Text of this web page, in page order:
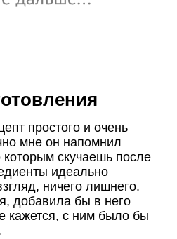
простого и очень
мне он напомнил
скучаешь после
идеально
ничего лишнего.
добавила бы в него
кажется, с ним было бы